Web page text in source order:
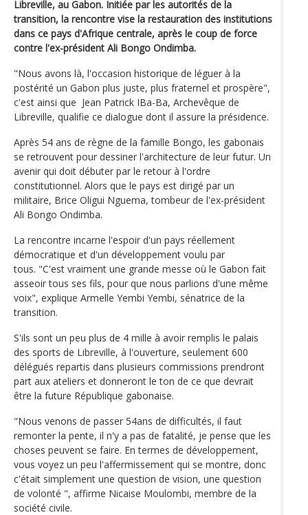
Libreville, au Gabon. Initiée par les autorités de la
transition, la rencontre vise la restauration des institutions
dans ce pays d'Afrique centrale, après le coup de force
contre l'ex-président Ali Bongo Ondimba.
"Nous avons là, l'occasion historique de léguer à la
postérité un Gabon plus juste, plus fraternel et prospère",
c'est ainsi que Jean Patrick IBa-Ba, Archevêque de
Libreville, qualifie ce dialogue dont il assure la présidence.
Après 54 ans de règne de la famille Bongo, les gabonais
se retrouvent pour dessiner l'architecture de leur futur. Un
avenir qui doit débuter par le retour à l'ordre
constitutionnel. Alors que le pays est dirigé par un
militaire, Brice Oligui Nguema, tombeur de l'ex-président
Ali Bongo Ondimba.
La rencontre incarne l'espoir d'un pays réellement
démocratique et d'un développement voulu par
tous. "C'est vraiment une grande messe où le Gabon fait
asseoir tous ses fils, pour que nous parlions d'une même
voix", explique Armelle Yembi Yembi, sénatrice de la
transition.
S'ils sont un peu plus de 4 mille à avoir remplis le palais
des sports de Libreville, à l'ouverture, seulement 600
délégués repartis dans plusieurs commissions prendront
part aux ateliers et donneront le ton de ce que devrait
être la future République gabonaise.
"Nous venons de passer 54ans de difficultés, il faut
remonter la pente, il n'y a pas de fatalité, je pense que les
choses peuvent se faire. En termes de développement,
vous voyez un peu l'affermissement qui se montre, donc
c'était simplement une question de vision, une question
de volonté ", affirme Nicaise Moulombi, membre de la
société civile.